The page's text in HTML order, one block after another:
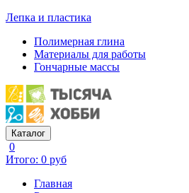
Лепка и пластика
Полимерная глина
Материалы для работы
Гончарные массы
Каталог
0
Итого: 0 руб
Главная